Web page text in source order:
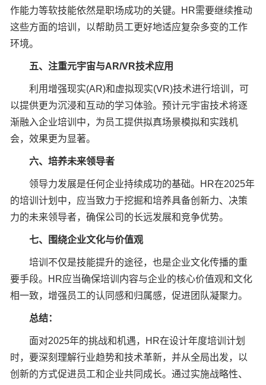
作能力等软技能依然是职场成功的关键。HR需要继续推动
这些方面的培训，以帮助员工更好地适应复杂多变的工作
环境。
五、注重元宇宙与AR/VR技术应用
利用增强现实(AR)和虚拟现实(VR)技术进行培训，可
以提供更为沉浸和互动的学习体验。预计元宇宙技术将逐
渐融入企业培训中，为员工提供拟真场景模拟和实践机
会，效果更为显著。
六、培养未来领导者
领导力发展是任何企业持续成功的基础。HR在2025年
的培训计划中，应当致力于挖掘和培养具备创新力、决策
力的未来领导者，确保公司的长远发展和竞争优势。
七、围绕企业文化与价值观
培训不仅是技能提升的途径，也是企业文化传播的重
要手段。HR应当确保培训内容与企业的核心价值观和文化
相一致，增强员工的认同感和归属感，促进团队凝聚力。
总结：
面对2025年的挑战和机遇，HR在设计年度培训计划
时，要深刻理解行业趋势和技术革新，并从全局出发，以
创新的方式促进员工和企业共同成长。通过实施战略性、